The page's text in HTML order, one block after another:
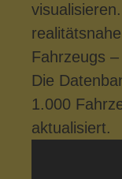
Fahrzeugs
Die
1.000
aktualisiert.